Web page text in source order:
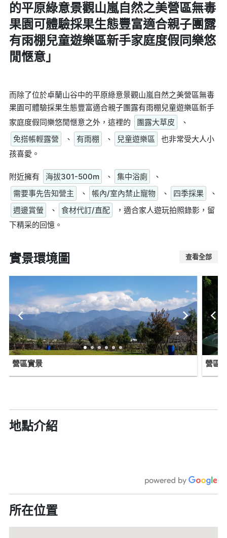
的平原綠意景觀山嵐自然之美營區無毒
果園可體驗採果生態豐富適合親子團露
有雨棚兒童遊樂區新手家庭度假同樂悠
閒愜意」
而除了位於卓蘭山谷中的平原綠意景觀山嵐自然之美營區無毒
果園可體驗採果生態豐富適合親子團露有雨棚兒童遊樂區新手
家庭度假同樂悠閒愜意之外，這裡的
團露大草皮
、
免搭帳輕露營
、 有雨棚 、 兒童遊樂區
也非常受大人小
孩喜愛。
附近擁有 海拔301-500m 、 集中浴廁
、
需要事先告知營主
、 帳內/室內禁止寵物 、 四季採果
、
週邊賞螢
、 食材代訂/直配
，適合家人遊玩拍照錄影，留
下精采的回憶。
實景環境圖 查看全部
營區實景 營區
地點介紹
所在位置